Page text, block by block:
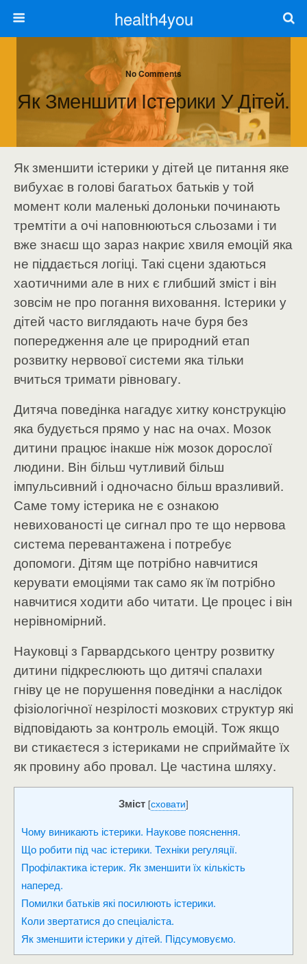
health4you
No Comments
Як Зменшити Істерики У Дітей.
Як зменшити істерики у дітей це питання яке
вибухає в голові багатьох батьків у той
момент коли маленькі долоньки починають
тремтіти а очі наповнюються сльозами і ти
вже знаєш що зараз накриє хвиля емоцій яка
не піддається логіці. Такі сцени здаються
хаотичними але в них є глибший зміст і він
зовсім не про погання виховання. Істерики у
дітей часто виглядають наче буря без
попередження але це природний етап
розвитку нервової системи яка тільки
вчиться тримати рівновагу.
Дитяча поведінка нагадує хитку конструкцію
яка будується прямо у нас на очах. Мозок
дитини працює інакше ніж мозок дорослої
людини. Він більш чутливий більш
імпульсивний і одночасно більш вразливий.
Саме тому істерика не є ознакою
невихованості це сигнал про те що нервова
система перевантажена і потребує
допомоги. Дітям ще потрібно навчитися
керувати емоціями так само як їм потрібно
навчитися ходити або читати. Це процес і він
нерівномірний.
Науковці з Гарвардського центру розвитку
дитини підкреслюють що дитячі спалахи
гніву це не порушення поведінки а наслідок
фізіологічної незрілості мозкових структур які
відповідають за контроль емоцій. Тож якщо
ви стикаєтеся з істериками не сприймайте їх
як провину або провал. Це частина шляху.
Зміст [сховати]
Чому виникають істерики. Наукове пояснення.
Що робити під час істерики. Техніки регуляції.
Профілактика істерик. Як зменшити їх кількість
наперед.
Помилки батьків які посилюють істерики.
Коли звертатися до спеціаліста.
Як зменшити істерики у дітей. Підсумовуємо.